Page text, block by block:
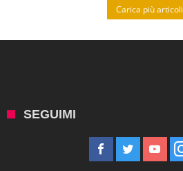
Carica più articoli
SEGUIMI